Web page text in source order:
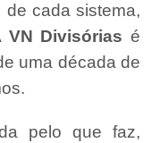
de cada sistema,
VN Divisórias é
uma década de
pelo que faz,